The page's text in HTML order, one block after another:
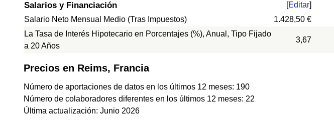
Salarios y Financiación [Editar]
Salario Neto Mensual Medio (Tras Impuestos)
1.428,50 €
La Tasa de Interés Hipotecario en Porcentajes (%), Anual, Tipo Fijado
a 20 Años
3,67
Precios en Reims, Francia
Número de aportaciones de datos en los últimos 12 meses: 190
Número de colaboradores diferentes en los últimos 12 meses: 22
Última actualización: Junio 2026